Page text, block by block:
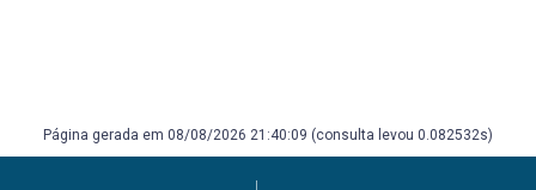
-Identificar as funções biológicas e suas interações com o
ambiente
LOPES, S. Biologia: volume único. São Paulo: Saraiva,
Página gerada em 08/08/2026 21:40:09 (consulta levou 0.082532s)